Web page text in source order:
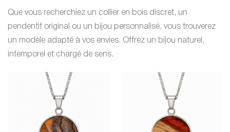
Que vous recherchiez un collier en bois discret, un
pendentif original ou un bijou personnalisé, vous trouverez
un modèle adapté à vos envies. Offrez un bijou naturel,
intemporel et chargé de sens.